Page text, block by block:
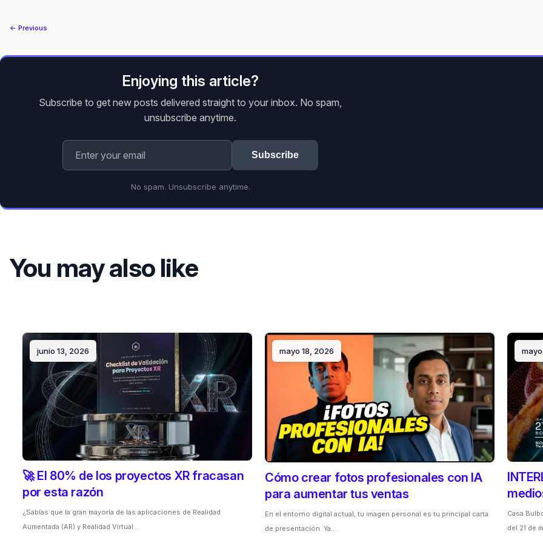
← Previous
Enjoying this article?
Subscribe to get new posts delivered straight to your inbox. No spam,
unsubscribe anytime.
Subscribe
No spam. Unsubscribe anytime.
You may also like
junio 13, 2026
🚀 El 80% de los proyectos XR fracasan
por esta razón
¿Sabías que la gran mayoría de las aplicaciones de Realidad
Aumentada (AR) y Realidad Virtual…
mayo 18, 2026
Cómo crear fotos profesionales con IA
para aumentar tus ventas
En el entorno digital actual, tu imagen personal es tu principal carta
de presentación. Ya…
Casa
del 21 de